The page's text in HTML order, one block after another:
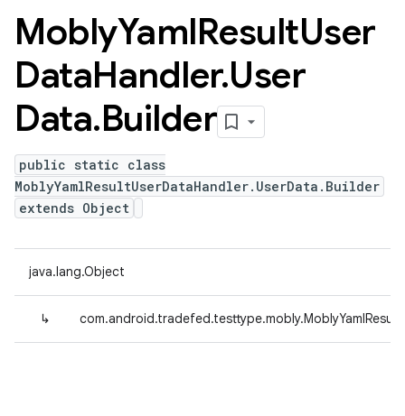
MoblyYamlResultUser
DataHandler.User
Data.Builder
public static class
MoblyYamlResultUserDataHandler.UserData.Builder
extends Object
java.lang.Object
↳